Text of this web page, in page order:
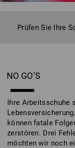
Prüfen Sie Ihre
NO GO‘S
Ihre Arbeitsschuhe
können fatale
zerstören. Drei
möchten wir noch